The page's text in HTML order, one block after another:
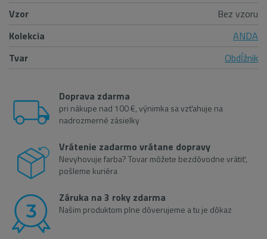
Vzor
Bez vzoru
Kolekcia
ANDA
Tvar
Obdĺžnik
Doprava zdarma
pri nákupe nad 100 €, výnimka sa vzťahuje na
nadrozmerné zásielky
Vrátenie zadarmo vrátane dopravy
Nevyhovuje farba? Tovar môžete bezdôvodne vrátiť,
pošleme kuriéra
Záruka na 3 roky zdarma
Našim produktom plne dôverujeme a tu je dôkaz